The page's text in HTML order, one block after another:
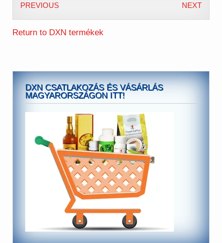
PREVIOUS NEXT
Return to DXN termékek
DXN CSATLAKOZÁS ÉS VÁSÁRLÁS
MAGYARORSZÁGON ITT!